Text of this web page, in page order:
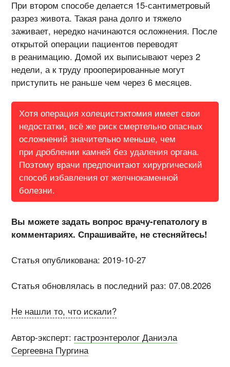
При втором способе делается 15-сантиметровый
разрез живота. Такая рана долго и тяжело
заживает, нередко начинаются осложнения. После
открытой операции пациентов переводят
в реанимацию. Домой их выписывают через 2
недели, а к труду прооперированные могут
приступить не раньше чем через 6 месяцев.
Хотя операция холецистэктомия имеет свои
недостатки, всё же риск смертельно опасных
осложнений значительно меньше, чем
при дроблении камней без удаления органа.
Поэтому врачи предпочитают хирургический
способ избавления от желчнокаменной
болезни.
Вы можете задать вопрос врачу-гепатологу в
комментариях. Спрашивайте, не стесняйтесь!
Статья опубликована: 2019-10-27
Статья обновлялась в последний раз: 07.08.2026
Не нашли то, что искали?
Автор-эксперт: гастроэнтеролог Даниэла
Сергеевна Пургина